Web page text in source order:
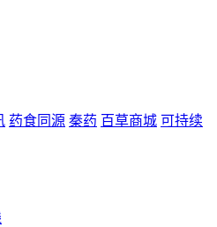
药食同源 秦药 百草商城 可持续